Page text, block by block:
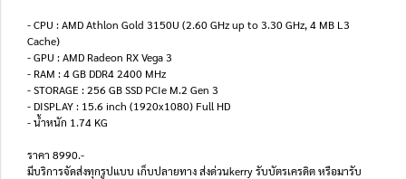
- CPU : AMD Athlon Gold 3150U (2.60 GHz up to 3.30 GHz, 4 MB L3
Cache)
- GPU : AMD Radeon RX Vega 3
- RAM : 4 GB DDR4 2400 MHz
- STORAGE : 256 GB SSD PCIe M.2 Gen 3
- DISPLAY : 15.6 inch (1920x1080) Full HD
- น้ำหนัก 1.74 KG
ราคา 8990.-
มีบริการจัดส่งทุกรูปแบบ เก็บปลายทาง ส่งด่วนkerry รับบัตรเครดิต หรือมารับ